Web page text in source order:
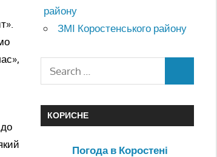
району
ЗМІ Коростенського району
КОРИСНЕ
Погода в Коростені